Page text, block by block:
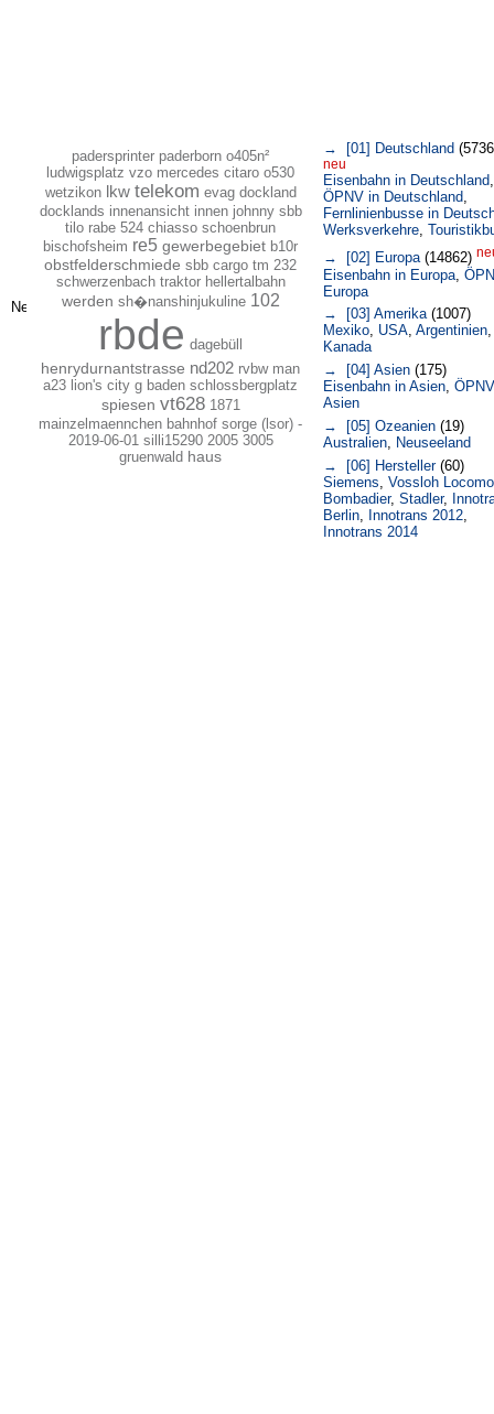
padersprinter paderborn o405n²
ludwigsplatz vzo mercedes citaro o530
wetzikon
lkw telekom evag dockland
docklands innenansicht innen johnny sbb
tilo rabe 524 chiasso schoenbrun
bischofsheim re5 gewerbegebiet b10r
obstfelderschmiede sbb cargo tm 232
schwerzenbach traktor hellertalbahn
werden sh�nanshinjukuline 102
rbde dagebüll
henrydurnantstrasse nd202 rvbw man
a23 lion's city g baden schlossbergplatz
spiesen vt628 1871
mainzelmaennchen bahnhof sorge (lsor) -
2019-06-01 silli15290 2005 3005
gruenwald haus
→ [01] Deutschland
neu
Eisenbahn in Deutschland,
ÖPNV in Deutschland,
Fernlinienbusse in
Werksverkehre,
→ [02] Europa(14862)
Eisenbahn in Europa
Europa
→ [03] Amerika(1007)
Mexiko, USA, Argentinien,
Kanada
→ [04] Asien (175)
Eisenbahn in Asien,
Asien
→ [05] Ozeanien (19)
Australien, Neuseeland
→ [06] Hersteller(60)
Siemens, Vossloh
Bombadier, Stadler,
Berlin, Innotrans 2012,
Innotrans 2014